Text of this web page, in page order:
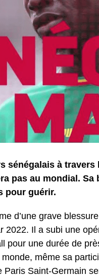
sénégalais à travers
pas au mondial.
pour guérir.
d’une grave
Il a subi une
pour une durée de
même sa
Saint-Germain